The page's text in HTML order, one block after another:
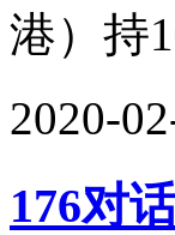
港）持
2020-
176对